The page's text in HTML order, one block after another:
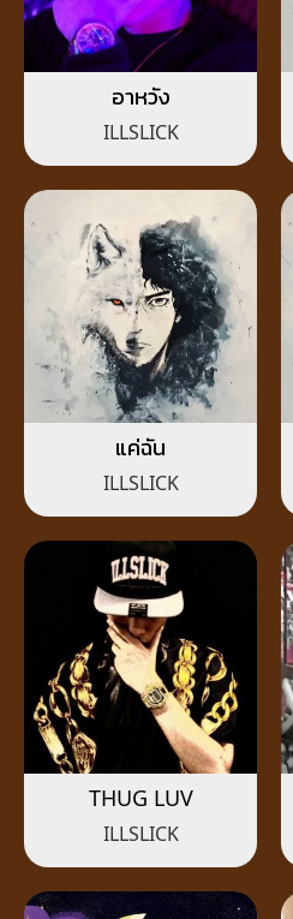
อาหวัง
ILLSLICK
แค่ฉัน
ILLSLICK
THUG LUV
ILLSLICK